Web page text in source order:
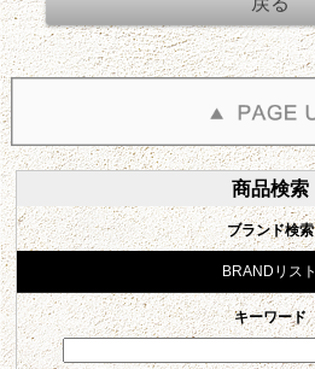
商品検索
ブランド検索
BRANDリスト
キーワード